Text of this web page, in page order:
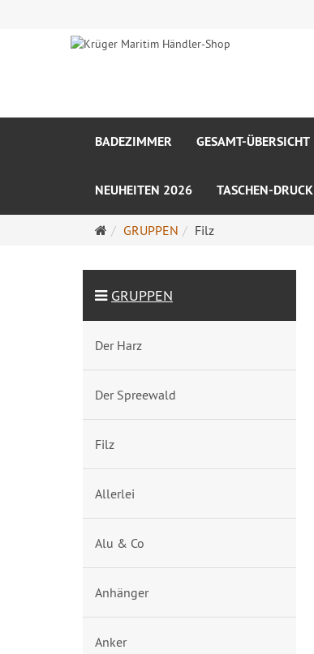
BADEZIMMER GESAMT-ÜBERSICHT
NEUHEITEN 2026 TASCHEN-DRUCK
Startseite
GRUPPEN Filz
GRUPPEN
Der Harz
Der Spreewald
Filz
Allerlei
Alu & Co
Anhänger
Anker